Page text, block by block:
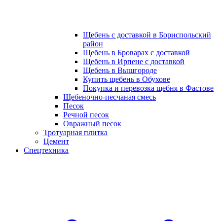
Щебень с доставкой в Бориспольский
район
Щебень в Броварах с доставкой
Щебень в Ирпене с доставкой
Щебень в Вышгороде
Купить щебень в Обухове
Покупка и перевозка щебня в Фастове
Щебеночно-песчаная смесь
Песок
Речной песок
Овражный песок
Тротуарная плитка
Цемент
Спецтехника